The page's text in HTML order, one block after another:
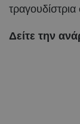
Δείτε την